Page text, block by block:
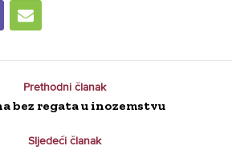
Prethodni članak
bez regata u inozemstvu
Sljedeći članak